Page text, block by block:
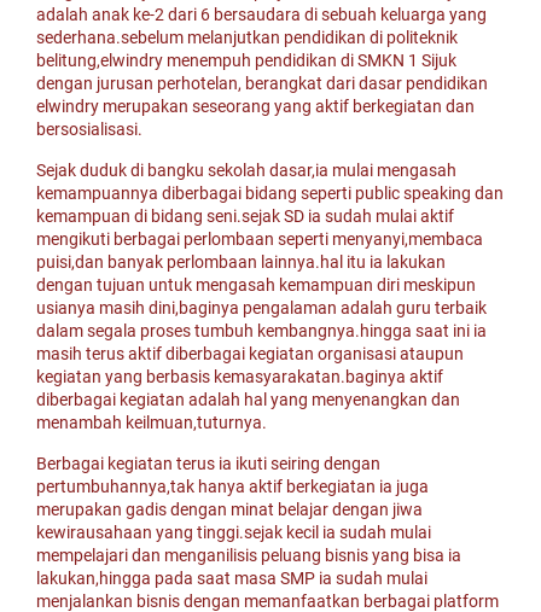
adalah anak ke-2 dari 6 bersaudara di sebuah keluarga yang
sederhana.sebelum melanjutkan pendidikan di politeknik
belitung,elwindry menempuh pendidikan di SMKN 1 Sijuk
dengan jurusan perhotelan, berangkat dari dasar pendidikan
elwindry merupakan seseorang yang aktif berkegiatan dan
bersosialisasi.
Sejak duduk di bangku sekolah dasar,ia mulai mengasah
kemampuannya diberbagai bidang seperti public speaking dan
kemampuan di bidang seni.sejak SD ia sudah mulai aktif
mengikuti berbagai perlombaan seperti menyanyi,membaca
puisi,dan banyak perlombaan lainnya.hal itu ia lakukan
dengan tujuan untuk mengasah kemampuan diri meskipun
usianya masih dini,baginya pengalaman adalah guru terbaik
dalam segala proses tumbuh kembangnya.hingga saat ini ia
masih terus aktif diberbagai kegiatan organisasi ataupun
kegiatan yang berbasis kemasyarakatan.baginya aktif
diberbagai kegiatan adalah hal yang menyenangkan dan
menambah keilmuan,tuturnya.
Berbagai kegiatan terus ia ikuti seiring dengan
pertumbuhannya,tak hanya aktif berkegiatan ia juga
merupakan gadis dengan minat belajar dengan jiwa
kewirausahaan yang tinggi.sejak kecil ia sudah mulai
mempelajari dan menganilisis peluang bisnis yang bisa ia
lakukan,hingga pada saat masa SMP ia sudah mulai
menjalankan bisnis dengan memanfaatkan berbagai platform